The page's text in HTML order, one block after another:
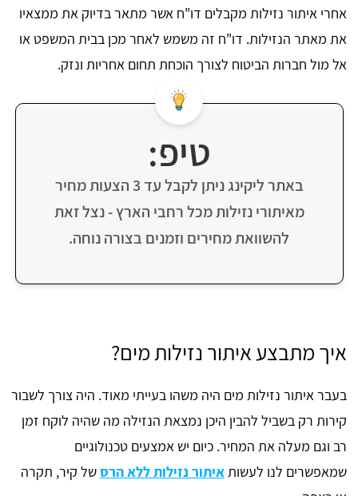
אחרי איתור נזילות מקבלים דו"ח אשר מתאר בדיוק את ממצאיו
את מאתר הנזילות. דו"ח זה משמש לאחר מכן בבית המשפט או
אל מול חברות הביטוח לצורך הוכחת תחום אחריות ונזק.
טיפ:
באתר ליקינג ניתן לקבל עד 3 הצעות מחיר
מאיתורי נזילות מכל רחבי הארץ - נצל זאת
להשוואת מחירים וזמנים בצורה נוחה.
איך מתבצע איתור נזילות מים?
בעבר איתור נזילות מים היה משהו בעייתי מאוד. היה צורך לשבור
קירות רק בשביל להבין היכן נמצאת הנזילה מה שהיה לוקח זמן
רב וגם מעלה את המחיר. כיום יש אמצעים טכנולוגיים
שמאפשרים לנו לעשותאיתור נזילות ללא הרסשל קיר, תקרה